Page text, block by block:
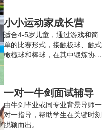
小小运动家成长营
适合4-5岁儿童，通过游戏和简
单的比赛形式，接触板球、触式
橄榄球和棒球，在其中锻炼协调
一对一牛剑面试辅导
由牛剑毕业或同专业背景导师一
对一指导，帮助学生在关键时刻
脱颖而出。